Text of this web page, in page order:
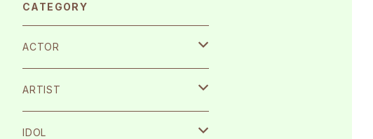
CATEGORY
ACTOR
宮崎湧
栗原航大
ARTIST
SILENT SIREN
IDOL